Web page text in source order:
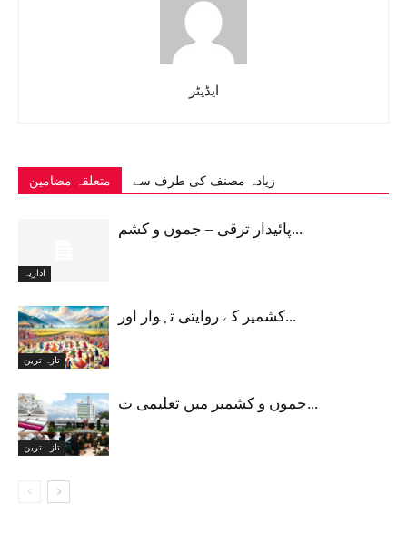
ایڈیٹر
متعلقہ مضامین زیادہ مصنف کی طرف سے
اداریہ
پائیدار ترقی – جموں و کشم...
تازہ ترین
کشمیر کے روایتی تہوار اور...
تازہ ترین
جموں و کشمیر میں تعلیمی ت...